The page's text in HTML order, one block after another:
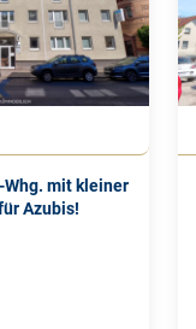
mit kleiner
Azubis!